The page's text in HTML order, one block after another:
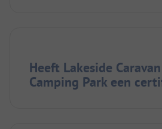
Heeft Lakeside
Camping Park een